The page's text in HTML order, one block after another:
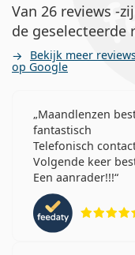
Van 26 reviews -
de geselecteerde
Bekijk meer
op Google
Maandlenzen
fantastisch
Telefonisch
Volgende keer
Een aanrader!!!